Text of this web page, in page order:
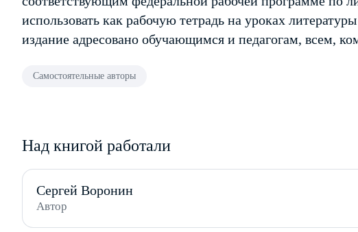
использовать как рабочую тетрадь на уроках
издание адресовано обучающимся и педагогам, всем,
Самостоятельные авторы
Над книгой работали
Сергей Воронин
Автор